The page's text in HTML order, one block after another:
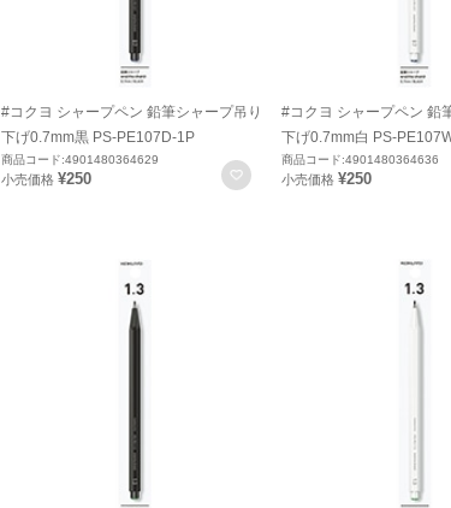
#コクヨ シャープペン 鉛筆シャープ吊り
下げ0.7mm黒 PS-PE107D-1P
商品コード:4901480364629
小売価格 ¥250 お気に入りに登録
#コクヨ シャープペン 鉛
下げ0.7mm白 PS-
商品コード:4901480364636
小売価格 ¥250